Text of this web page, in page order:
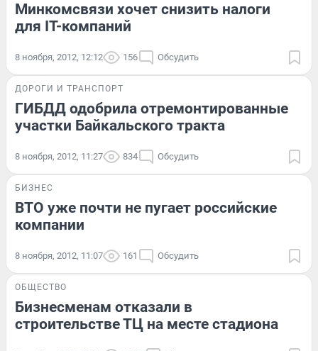
Минкомсвязи хочет снизить налоги
для IT-компаний
8 ноября, 2012, 12:12 156 Обсудить
ДОРОГИ И ТРАНСПОРТ
ГИБДД одобрила отремонтированные
участки Байкальского тракта
8 ноября, 2012, 11:27 834 Обсудить
БИЗНЕС
ВТО уже почти не пугает российские
компании
8 ноября, 2012, 11:07 161 Обсудить
ОБЩЕСТВО
Бизнесменам отказали в
строительстве ТЦ на месте стадиона